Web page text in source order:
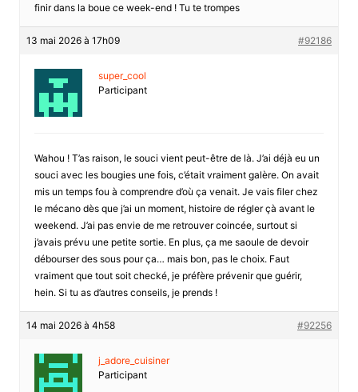
finir dans la boue ce week-end ! Tu te trompes
13 mai 2026 à 17h09 #92186
super_cool
Participant
Wahou ! T’as raison, le souci vient peut-être de là. J’ai déjà eu un
souci avec les bougies une fois, c’était vraiment galère. On avait
mis un temps fou à comprendre d’où ça venait. Je vais filer chez
le mécano dès que j’ai un moment, histoire de régler çà avant le
weekend. J’ai pas envie de me retrouver coincée, surtout si
j’avais prévu une petite sortie. En plus, ça me saoule de devoir
débourser des sous pour ça… mais bon, pas le choix. Faut
vraiment que tout soit checké, je préfère prévenir que guérir,
hein. Si tu as d’autres conseils, je prends !
14 mai 2026 à 4h58 #92256
j_adore_cuisiner
Participant